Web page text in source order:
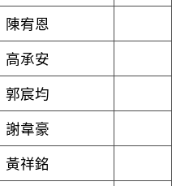
陳宥恩
高承安
郭宸均
謝韋豪
黃祥銘